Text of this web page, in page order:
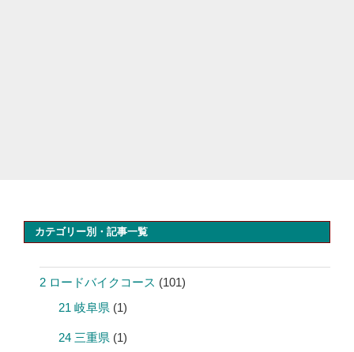
カテゴリー別・記事一覧
2 ロードバイクコース (101)
21 岐阜県 (1)
24 三重県 (1)